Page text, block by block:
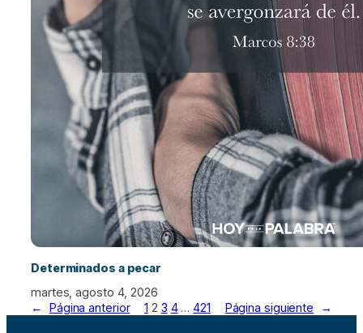
Determinados a pecar
martes, agosto 4, 2026
←
Página anterior 1 2 3 4 … 421 Página siguiente →